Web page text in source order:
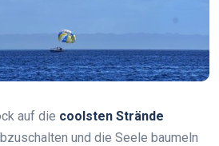
auf die coolsten Strände
und die Seele baumeln